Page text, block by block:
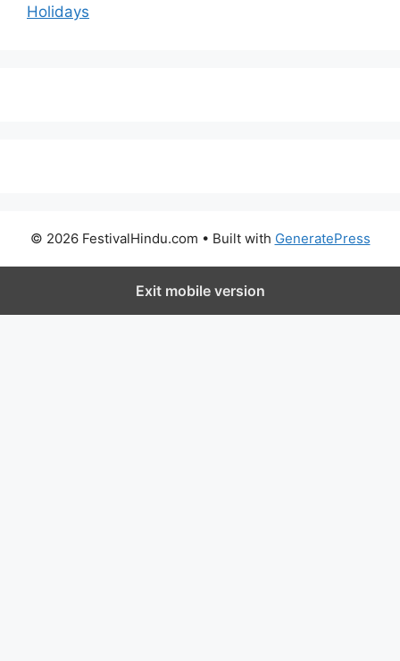
Holidays
© 2026 FestivalHindu.com • Built with GeneratePress
Exit mobile version